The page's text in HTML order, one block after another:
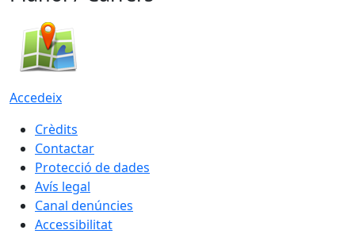
Accedeix
Crèdits
Contactar
Protecció de dades
Avís legal
Canal denúncies
Accessibilitat